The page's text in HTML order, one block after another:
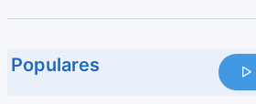
Populares